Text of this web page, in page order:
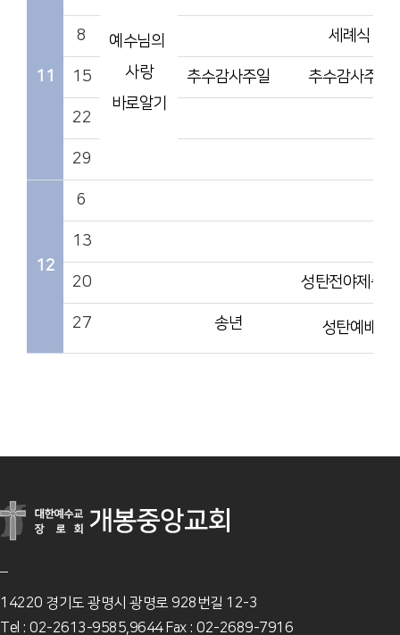
11
예수님의
사랑
바로알기
8 세례식
15 추수감사주일 추수감사주일
22
29
12
6
13
20 성탄전야제준비
27 송년 성탄예배
14220 경기도 광명시 광명로 928번길 12-3
Tel : 02-2613-9585,9644 Fax : 02-2689-7916